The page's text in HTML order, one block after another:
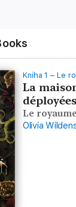
Kniha 1 – Le
La
déployées
Le
Olivia